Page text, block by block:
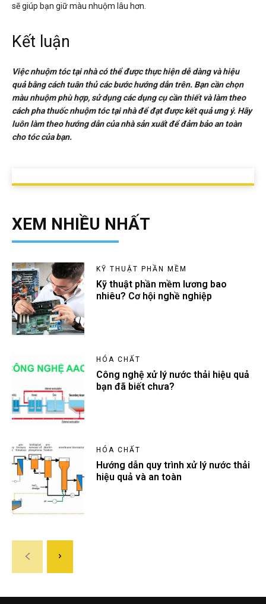
sẽ giúp bạn giữ màu nhuộm lâu hơn.
Kết luận
Việc nhuộm tóc tại nhà có thể được thực hiện dễ dàng và hiệu
quả bằng cách tuân thủ các bước hướng dẫn trên. Bạn cần chọn
màu nhuộm phù hợp, sử dụng các dụng cụ cần thiết và làm theo
cách pha thuốc nhuộm tóc tại nhà để đạt được kết quả ưng ý. Hãy
luôn làm theo hướng dẫn của nhà sản xuất để đảm bảo an toàn
cho tóc của bạn.
XEM NHIỀU NHẤT
KỸ THUẬT PHẦN MỀM
Kỹ thuật phần mềm lương bao
nhiêu? Cơ hội nghề nghiệp
HÓA CHẤT
Công nghệ xử lý nước thải hiệu quả
bạn đã biết chưa?
HÓA CHẤT
Hướng dẫn quy trình xử lý nước thải
hiệu quả và an toàn